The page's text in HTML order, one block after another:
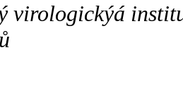
virologickýá